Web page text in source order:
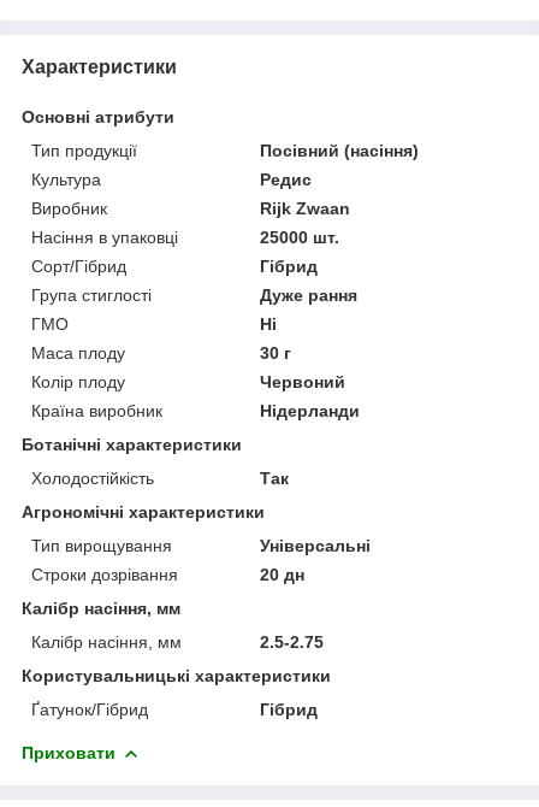
Характеристики
Основні атрибути
Тип продукції
Посівний (насіння)
Культура
Редис
Виробник
Rijk Zwaan
Насіння в упаковці
25000 шт.
Сорт/Гібрид
Гібрид
Група стиглості
Дуже рання
ГМО
Ні
Маса плоду
30 г
Колір плоду
Червоний
Країна виробник
Нідерланди
Ботанічні характеристики
Холодостійкість
Так
Агрономічні характеристики
Тип вирощування
Універсальні
Строки дозрівання
20 дн
Калібр насіння, мм
Калібр насіння, мм
2.5-2.75
Користувальницькі характеристики
Ґатунок/Гібрид
Гібрид
Приховати